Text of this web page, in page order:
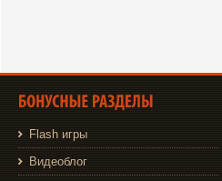
Flash игры
Видеоблог